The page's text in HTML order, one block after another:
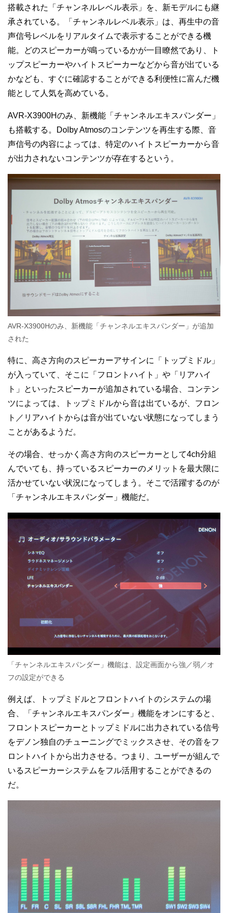
搭載された「チャンネルレベル表示」を、新モデルにも継
承されている。「チャンネルレベル表示」は、再生中の音
声信号レベルをリアルタイムで表示することができる機
能。どのスピーカーが鳴っているかが一目瞭然であり、ト
ップスピーカーやハイトスピーカーなどから音が出ている
かなども、すぐに確認することができる利便性に富んだ機
能として人気を高めている。
AVR-X3900Hのみ、新機能「チャンネルエキスパンダー」
も搭載する。Dolby Atmosのコンテンツを再生する際、音
声信号の内容によっては、特定のハイトスピーカーから音
が出力されないコンテンツが存在するという。
AVR-X3900Hのみ、新機能「チャンネルエキスパンダー」が追加
された
特に、高さ方向のスピーカーアサインに「トップミドル」
が入っていて、そこに「フロントハイト」や「リアハイ
ト」といったスピーカーが追加されている場合、コンテン
ツによっては、トップミドルから音は出ているが、フロン
ト／リアハイトからは音が出ていない状態になってしまう
ことがあるようだ。
その場合、せっかく高さ方向のスピーカーとして4ch分組
んでいても、持っているスピーカーのメリットを最大限に
活かせていない状況になってしまう。そこで活躍するのが
「チャンネルエキスパンダー」機能だ。
「チャンネルエキスパンダー」機能は、設定画面から強／弱／オ
フの設定ができる
例えば、トップミドルとフロントハイトのシステムの場
合、「チャンネルエキスパンダー」機能をオンにすると、
フロントスピーカーとトップミドルに出力されている信号
をデノン独自のチューニングでミックスさせ、その音をフ
ロントハイトから出力させる。つまり、ユーザーが組んで
いるスピーカーシステムをフル活用することができるの
だ。